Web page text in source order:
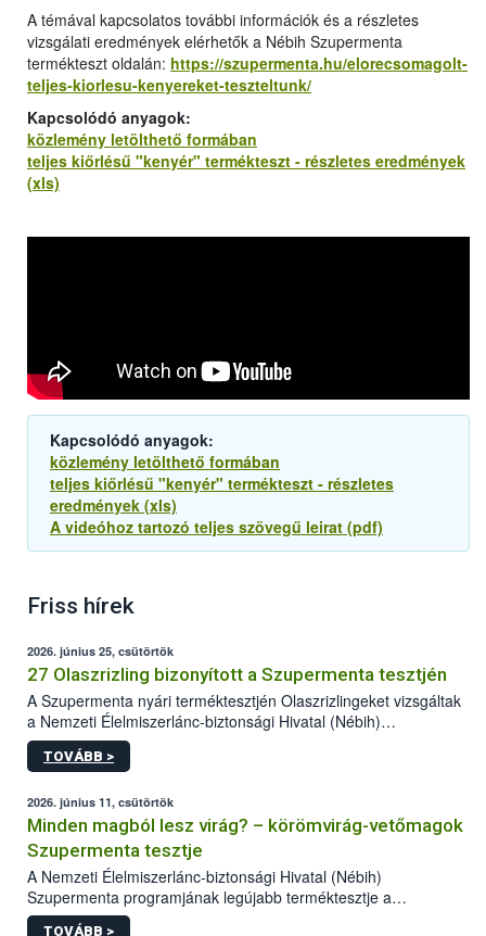
A témával kapcsolatos további információk és a részletes
vizsgálati eredmények elérhetők a Nébih Szupermenta
termékteszt oldalán: https://szupermenta.hu/elorecsomagolt-
teljes-kiorlesu-kenyereket-teszteltunk/
Kapcsolódó anyagok:
közlemény letölthető formában
teljes kiőrlésű "kenyér" termékteszt - részletes eredmények
(xls)
Kapcsolódó anyagok:
közlemény letölthető formában
teljes kiőrlésű "kenyér" termékteszt - részletes
eredmények (xls)
A videóhoz tartozó teljes szövegű leirat (pdf)
Friss hírek
2026. június 25, csütörtök
27 Olaszrizling bizonyított a Szupermenta tesztjén
A Szupermenta nyári terméktesztjén Olaszrizlingeket vizsgáltak
a Nemzeti Élelmiszerlánc-biztonsági Hivatal (Nébih)
szakemberei. Összesen 27 bor került „nagyító alá”, melyek az
élelmiszerbiztonsági és -minőségi vizsgálatok, valamint a
vizsgálaton az is kiderült, melyek a kóstolók által
legkedveltebbnek ítélt Olaszrizlingek.
TOVÁBB >
2026. június 11, csütörtök
Minden magból lesz virág? – körömvirág-vetőmagok
Szupermenta tesztje
A Nemzeti Élelmiszerlánc-biztonsági Hivatal (Nébih)
Szupermenta programjának legújabb terméktesztje a
körömvirág-vetőmagokra fókuszált. A hatósági vizsgálatokon a
TOVÁBB >